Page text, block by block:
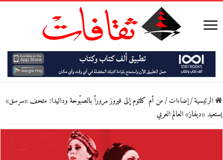
الرئيسية/إضاءات/من أم كلثوم إلى فيروز مروراً بالصبّوحة وداليدا: متحف «سرسق»
يستعيد «ديفاز» العالم العربي